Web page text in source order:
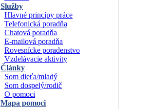
Služby
Hlavné princípy práce
Telefonická poradňa
Chatová poradňa
E-mailová poradňa
Rovesnícke poradenstvo
Vzdelávacie aktivity
Články
Som dieťa/mladý
Som dospelý/rodič
O pomoci
Mapa pomoci